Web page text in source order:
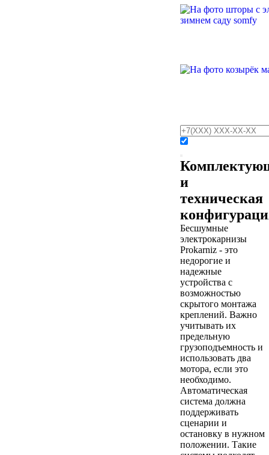
и
техническая
Бесшумные
электрокарнизы
Prokarniz - это
недорогие и
надежные
устройства с
возможностью
скрытого монтажа
креплений. Важно
учитывать их
предельную
грузоподъемность и
использовать два
мотора, если это
необходимо.
Автоматическая
система должна
поддерживать
сценарии и
остановку в нужном
положении. Такие